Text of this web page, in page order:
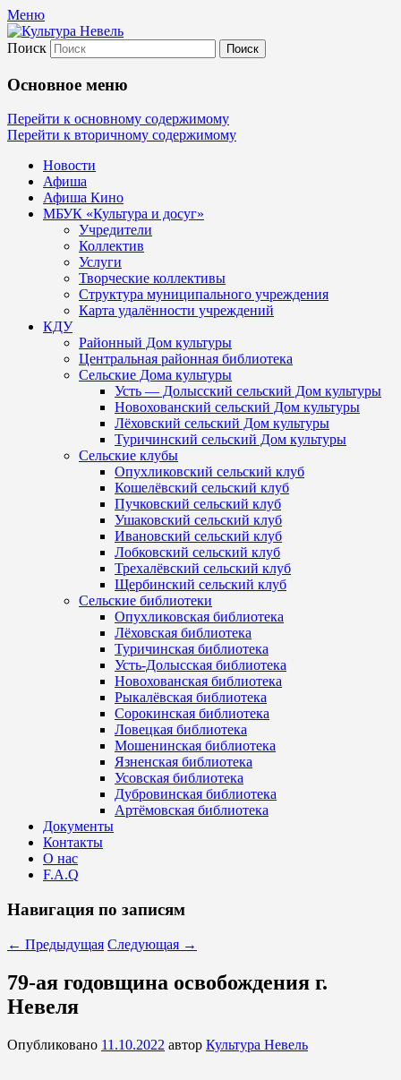
Меню
Культура Невель
МБУК Невельского района "Культура
и досуг"
Поиск
Основное меню
Перейти к основному содержимому
Перейти к вторичному содержимому
Новости
Афиша
Афиша Кино
МБУК «Культура и досуг»
Учредители
Коллектив
Услуги
Творческие коллективы
Структура муниципального учреждения
Карта удалённости учреждений
КДУ
Районный Дом культуры
Центральная районная библиотека
Сельские Дома культуры
Усть — Долысский сельский Дом культуры
Новохованский сельский Дом культуры
Лёховский сельский Дом культуры
Туричинский сельский Дом культуры
Сельские клубы
Опухликовский сельский клуб
Кошелёвский сельский клуб
Пучковский сельский клуб
Ушаковский сельский клуб
Ивановский сельский клуб
Лобковский сельский клуб
Трехалёвский сельский клуб
Щербинский сельский клуб
Сельские библиотеки
Опухликовская библиотека
Лёховская библиотека
Туричинская библиотека
Усть-Долысская библиотека
Новохованская библиотека
Рыкалёвская библиотека
Сорокинская библиотека
Ловецкая библиотека
Мошенинская библиотека
Язненская библиотека
Усовская библиотека
Дубровинская библиотека
Артёмовская библиотека
Документы
Контакты
О нас
F.A.Q
Навигация по записям
← Предыдущая Следующая →
79-ая годовщина освобождения г.
Невеля
Опубликовано 11.10.2022 автор Культура Невель